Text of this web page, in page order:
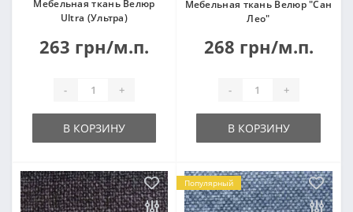
Мебельная ткань Велюр
Ultra (Ультра)
263 грн/м.п.
- +
В КОРЗИНУ
Мебельная ткань Велюр "Сан
Лео"
268 грн/м.п.
- +
В КОРЗИНУ
Популярный